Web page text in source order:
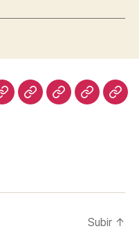
BiografiaAtuaçãoArtigosNorte
Subir ↑